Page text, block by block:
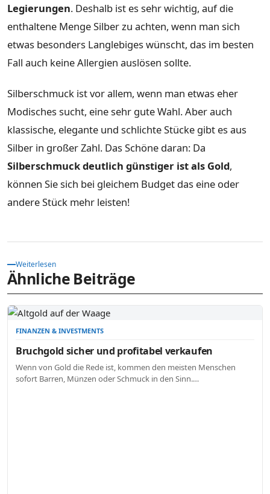
Legierungen. Deshalb ist es sehr wichtig, auf die
enthaltene Menge Silber zu achten, wenn man sich
etwas besonders Langlebiges wünscht, das im besten
Fall auch keine Allergien auslösen sollte.
Silberschmuck ist vor allem, wenn man etwas eher
Modisches sucht, eine sehr gute Wahl. Aber auch
klassische, elegante und schlichte Stücke gibt es aus
Silber in großer Zahl. Das Schöne daran: Da
Silberschmuck deutlich günstiger ist als Gold,
können Sie sich bei gleichem Budget das eine oder
andere Stück mehr leisten!
Weiterlesen
Ähnliche Beiträge
FINANZEN & INVESTMENTS
Bruchgold sicher und profitabel verkaufen
Wenn von Gold die Rede ist, kommen den meisten Menschen
sofort Barren, Münzen oder Schmuck in den Sinn.…